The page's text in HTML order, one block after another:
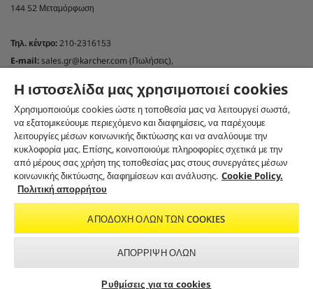
Αναζήτηση εμπόρου &
Εγγραφείτε στο newsletter
144 52 Μεταμόρφωση
Τηλ. κέντρο:210-2316153
E-mail:sales.gr@karcher.com (Πωλήσεις),
support.gr@karcher.com(Τεχνική υποστήριξη)
NEWSLETTER KÄRCHER GREECE
Εγγραφή στο newsletter
ΑΚΟΛΟΥΘΉΣΤΕ ΜΑΣ ΣΤΑ SOCIAL MEDIA
CO₂-NEUTRAL WEBSITE
Η ιστοσελίδα μας χρησιμοποιεί cookies
Χρησιμοποιούμε cookies ώστε η τοποθεσία μας να λειτουργεί σωστά,
να εξατομικεύουμε περιεχόμενο και διαφημίσεις, να παρέχουμε
λειτουργίες μέσων κοινωνικής δικτύωσης και να αναλύουμε την
κυκλοφορία μας. Επίσης, κοινοποιούμε πληροφορίες σχετικά με την
από μέρους σας χρήση της τοποθεσίας μας στους συνεργάτες μέσων
κοινωνικής δικτύωσης, διαφημίσεων και ανάλυσης. Cookie Policy.
Πολιτική απορρήτου
ΑΠΟΔΟΧΉ ΌΛΩΝ ΤΩΝ COOKIES
ΑΠΌΡΡΙΨΗ ΌΛΩΝ
Ρυθμίσεις για τα cookies